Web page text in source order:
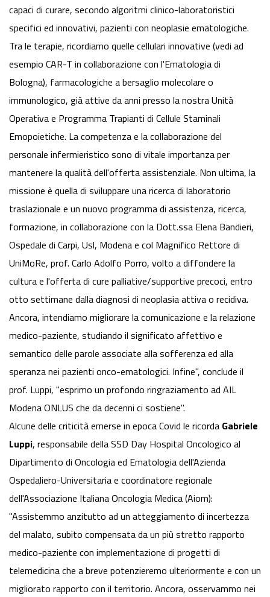
capaci di curare, secondo algoritmi clinico-laboratoristici
specifici ed innovativi, pazienti con neoplasie ematologiche.
Tra le terapie, ricordiamo quelle cellulari innovative (vedi ad
esempio CAR-T in collaborazione con l'Ematologia di
Bologna), farmacologiche a bersaglio molecolare o
immunologico, già attive da anni presso la nostra Unità
Operativa e Programma Trapianti di Cellule Staminali
Emopoietiche. La competenza e la collaborazione del
personale infermieristico sono di vitale importanza per
mantenere la qualità dell'offerta assistenziale. Non ultima, la
missione è quella di sviluppare una ricerca di laboratorio
traslazionale e un nuovo programma di assistenza, ricerca,
formazione, in collaborazione con la Dott.ssa Elena Bandieri,
Ospedale di Carpi, Usl, Modena e col Magnifico Rettore di
UniMoRe, prof. Carlo Adolfo Porro, volto a diffondere la
cultura e l'offerta di cure palliative/supportive precoci, entro
otto settimane dalla diagnosi di neoplasia attiva o recidiva.
Ancora, intendiamo migliorare la comunicazione e la relazione
medico-paziente, studiando il significato affettivo e
semantico delle parole associate alla sofferenza ed alla
speranza nei pazienti onco-ematologici. Infine", conclude il
prof. Luppi, "esprimo un profondo ringraziamento ad AIL
Modena ONLUS che da decenni ci sostiene".
Alcune delle criticità emerse in epoca Covid le ricorda Gabriele
Luppi, responsabile della SSD Day Hospital Oncologico al
Dipartimento di Oncologia ed Ematologia dell'Azienda
Ospedaliero-Universitaria e coordinatore regionale
dell'Associazione Italiana Oncologia Medica (Aiom):
"Assistemmo anzitutto ad un atteggiamento di incertezza
del malato, subito compensata da un più stretto rapporto
medico-paziente con implementazione di progetti di
telemedicina che a breve potenzieremo ulteriormente e con un
migliorato rapporto con il territorio. Ancora, osservammo nei